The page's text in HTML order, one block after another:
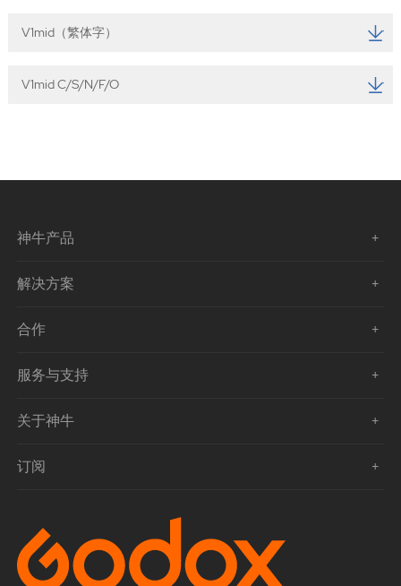
V1mid（繁体字）
V1mid C/S/N/F/O
神牛产品
解决方案
合作
服务与支持
关于神牛
订阅